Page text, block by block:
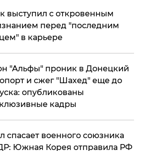
выступил с откровенным
перед "последним
в карьере
"Альфы" проник в Донецкий
и сжег "Шахед" еще до
опубликованы
кадры
спасает военного союзника
Южная Корея отправила РФ